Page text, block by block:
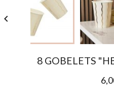

8 GOBELETS